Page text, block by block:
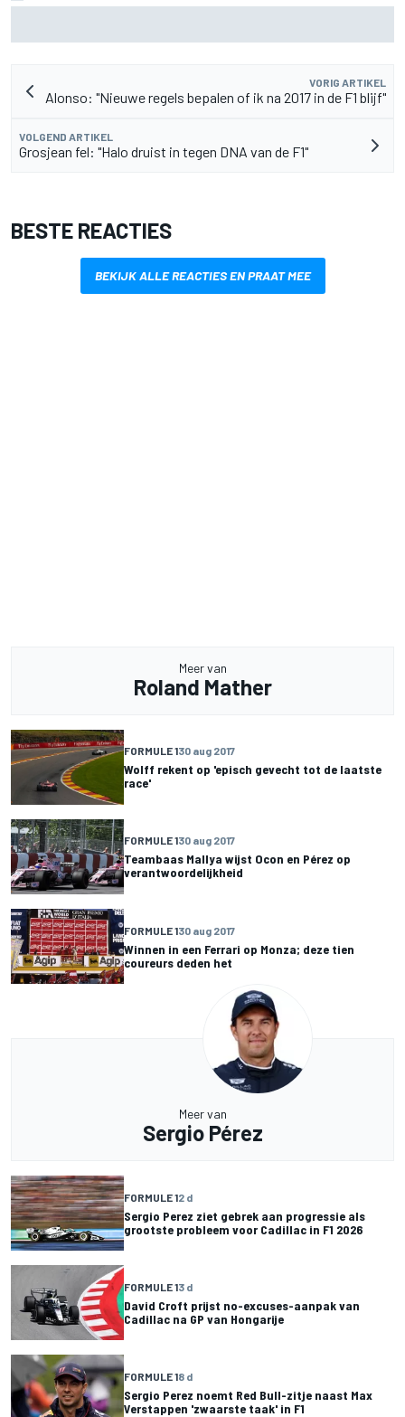
VORIG ARTIKEL
Alonso: "Nieuwe regels bepalen of ik na 2017 in de F1 blijf"
VOLGEND ARTIKEL
Grosjean fel: "Halo druist in tegen DNA van de F1"
BESTE REACTIES
BEKIJK ALLE REACTIES EN PRAAT MEE
Meer van
Roland Mather
FORMULE 130 aug 2017
Wolff rekent op 'episch gevecht tot de laatste
race'
FORMULE 130 aug 2017
Teambaas Mallya wijst Ocon en Pérez op
verantwoordelijkheid
FORMULE 130 aug 2017
Winnen in een Ferrari op Monza; deze tien
coureurs deden het
Meer van
Sergio Pérez
FORMULE 12 d
Sergio Perez ziet gebrek aan progressie als
grootste probleem voor Cadillac in F1 2026
FORMULE 13 d
David Croft prijst no-excuses-aanpak van
Cadillac na GP van Hongarije
FORMULE 18 d
Sergio Perez noemt Red Bull-zitje naast Max
Verstappen 'zwaarste taak' in F1